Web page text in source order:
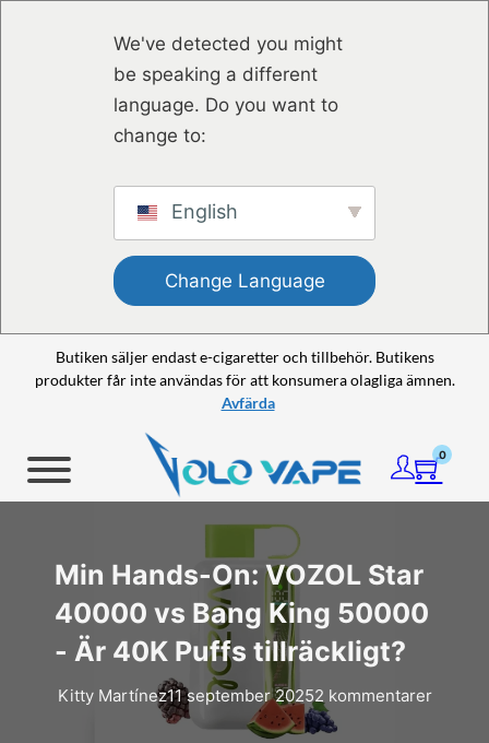
We've detected you might
be speaking a different
language. Do you want to
change to:
English
Change Language
Butiken säljer endast e-cigaretter och tillbehör. Butikens
produkter får inte användas för att konsumera olagliga ämnen.
Avfärda
0
Min Hands-On: VOZOL Star
40000 vs Bang King 50000
- Är 40K Puffs tillräckligt?
Kitty Martínez11 september 20252 kommentarer